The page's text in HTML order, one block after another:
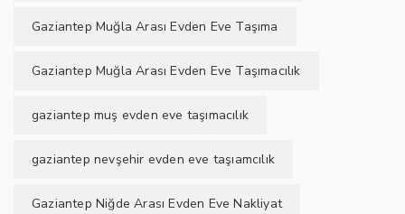
Gaziantep Muğla Arası Evden Eve Taşıma
Gaziantep Muğla Arası Evden Eve Taşımacılık
gaziantep muş evden eve taşımacılık
gaziantep nevşehir evden eve taşıamcılık
Gaziantep Niğde Arası Evden Eve Nakliyat